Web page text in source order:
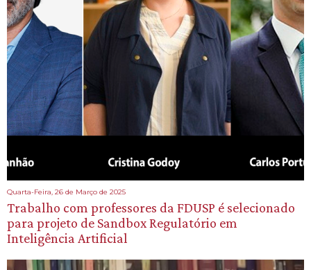
Quarta-Feira, 26 de Março de 2025
Trabalho com professores da FDUSP é selecionado
para projeto de Sandbox Regulatório em
Inteligência Artificial